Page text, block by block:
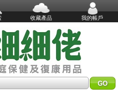
收藏產品 我的帳戶